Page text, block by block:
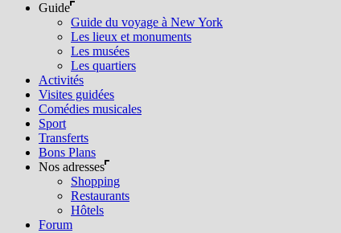
Guide
Guide du voyage à New York
Les lieux et monuments
Les musées
Les quartiers
Activités
Visites guidées
Comédies musicales
Sport
Transferts
Bons Plans
Nos adresses
Shopping
Restaurants
Hôtels
Forum